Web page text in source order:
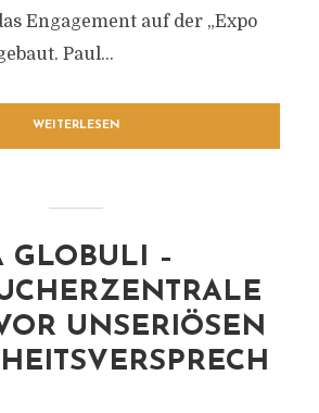
Engagement auf der „Expo
Paul...
WEITERLESEN
GLOBULI –
UNSERIÖSEN